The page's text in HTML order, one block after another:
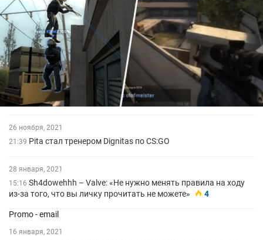
26 ноября, 2021
21:39 Pita стал тренером Dignitas по CS:GO
28 января, 2021
15:16 Sh4dowehhh – Valve: «Не нужно менять правила на ходу
из-за того, что вы личку прочитать не можете»
4
Promo - email
16 января, 2021